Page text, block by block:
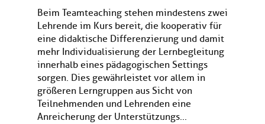
Beim Teamteaching stehen mindestens zwei
Lehrende im Kurs bereit, die kooperativ für
eine didaktische Differenzierung und damit
mehr Individualisierung der Lernbegleitung
innerhalb eines pädagogischen Settings
sorgen. Dies gewährleistet vor allem in
größeren Lerngruppen aus Sicht von
Teilnehmenden und Lehrenden eine
Anreicherung der Unterstützungs...